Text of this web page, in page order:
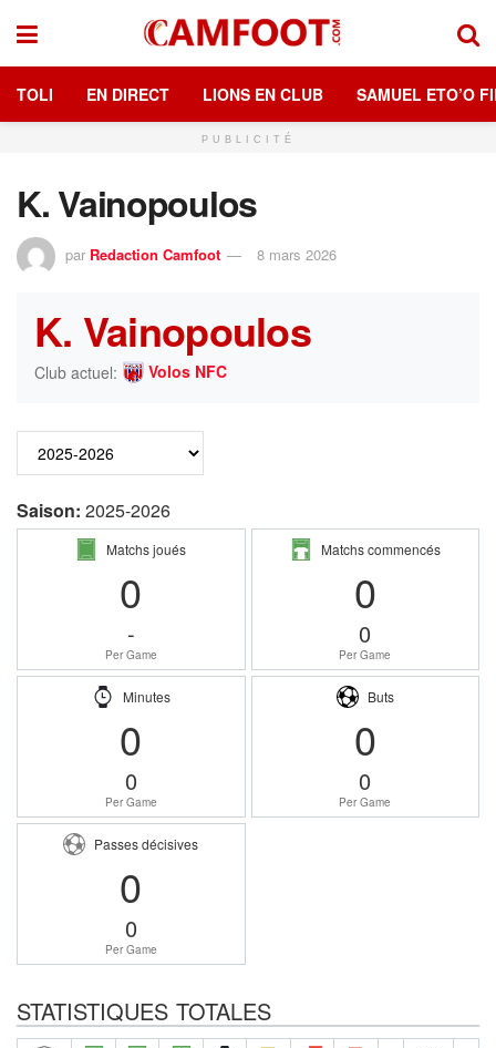
TOLI EN DIRECT LIONS EN CLUB SAMUEL ETO’O
PUBLICITÉ
K. Vainopoulos
par Redaction Camfoot 8 mars 2026
K. Vainopoulos
Club actuel: Volos NFC
Saison: 2025-2026
Matchs joués
0
-
Per Game
Matchs commencés
0
0
Per Game
Minutes
0
0
Per Game
Buts
0
0
Per Game
Passes décisives
0
0
Per Game
STATISTIQUES TOTALES